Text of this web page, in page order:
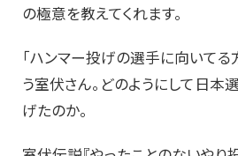
の極意を教えてくれます。
「ハンマー投げの選手に向いてる
う室伏さん。どのようにして日
げたのか。